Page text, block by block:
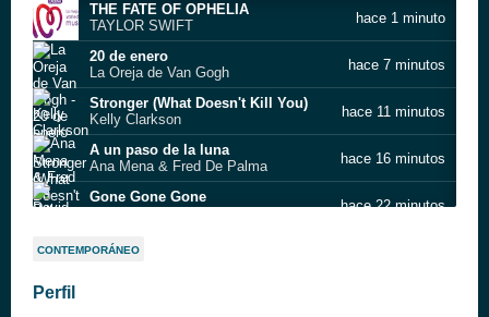
THE FATE OF OPHELIA
TAYLOR SWIFT
hace 1 minuto
20 de enero
La Oreja de Van Gogh
hace 7 minutos
Stronger (What Doesn't Kill You)
Kelly Clarkson
hace 11 minutos
A un paso de la luna
Ana Mena & Fred De Palma
hace 16 minutos
Gone Gone Gone
hace 22 minutos
Unstoppable
CONTEMPORÁNEO
Perfil